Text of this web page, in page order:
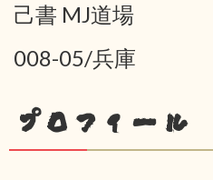
己書 MJ道場
008-05/兵庫
プロフィール